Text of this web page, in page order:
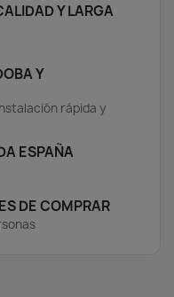
y ofrece
infantiles.
la luz
total y un
descansar sin
sin
30% de
del 5%. Este
natural,
Y LARGA
Y
rápida y
ESPAÑA
DE COMPRAR